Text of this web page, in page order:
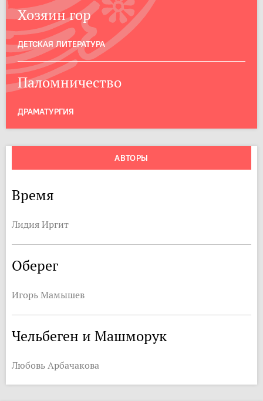
Хозяин гор
ДЕТСКАЯ ЛИТЕРАТУРА
Паломничество
ДРАМАТУРГИЯ
АВТОРЫ
Время
Лидия Иргит
Оберег
Игорь Мамышев
Чельбеген и Машморук
Любовь Арбачакова